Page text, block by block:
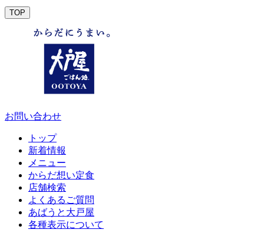
TOP
お問い合わせ
トップ
新着情報
メニュー
からだ想い定食
店舗検索
よくあるご質問
あばうと大戸屋
各種表示について